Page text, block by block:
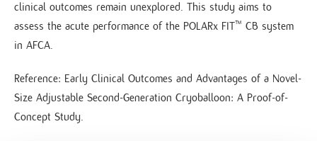
clinical outcomes remain unexplored. This study aims to
assess the acute performance of the POLARx FIT™ CB system
in AFCA.
Reference: Early Clinical Outcomes and Advantages of a Novel-
Size Adjustable Second-Generation Cryoballoon: A Proof-of-
Concept Study.